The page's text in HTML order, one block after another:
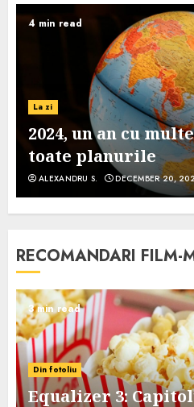
4 min read
La zi
2024, un an cu
toate planurile
ALEXANDRU S. DECEMBER 20,
RECOMANDARI FILM-
3 min read
Din fotoliu
Equalizer 3: